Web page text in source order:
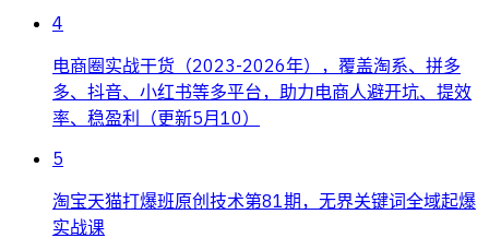
4
电商圈实战干货（2023-2026年），覆盖淘系、拼多
多、抖音、小红书等多平台，助力电商人避开坑、提效
率、稳盈利（更新5月10）
5
淘宝天猫打爆班原创技术第81期，无界关键词全域起爆
实战课